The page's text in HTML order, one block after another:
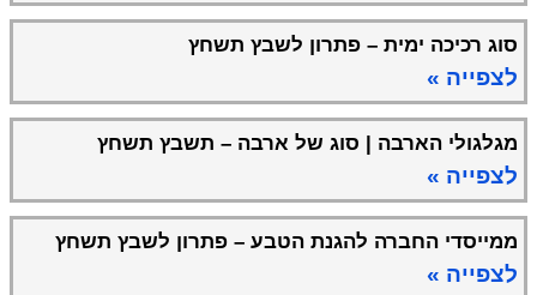
סוג רכיכה ימית – פתרון לשבץ תשחץ
לצפייה »
מגלגולי הארבה | סוג של ארבה – תשבץ תשחץ
לצפייה »
ממייסדי החברה להגנת הטבע – פתרון לשבץ תשחץ
לצפייה »